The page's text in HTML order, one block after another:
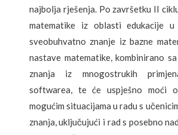
najbolja rješenja. Po završetku II
matematike iz oblasti edukacije
sveobuhvatno znanje iz bazne
nastave matematike, kombinirano
znanja iz mnogostrukih
softwarea, te će uspješno moći
mogućim situacijama u radu s
znanja, uključujući i rad s posebno